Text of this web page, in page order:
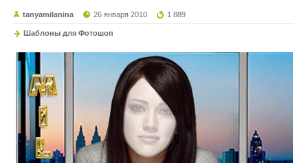
tanyamilanina 26 января 2010 1 889
Шаблоны для Фотошоп